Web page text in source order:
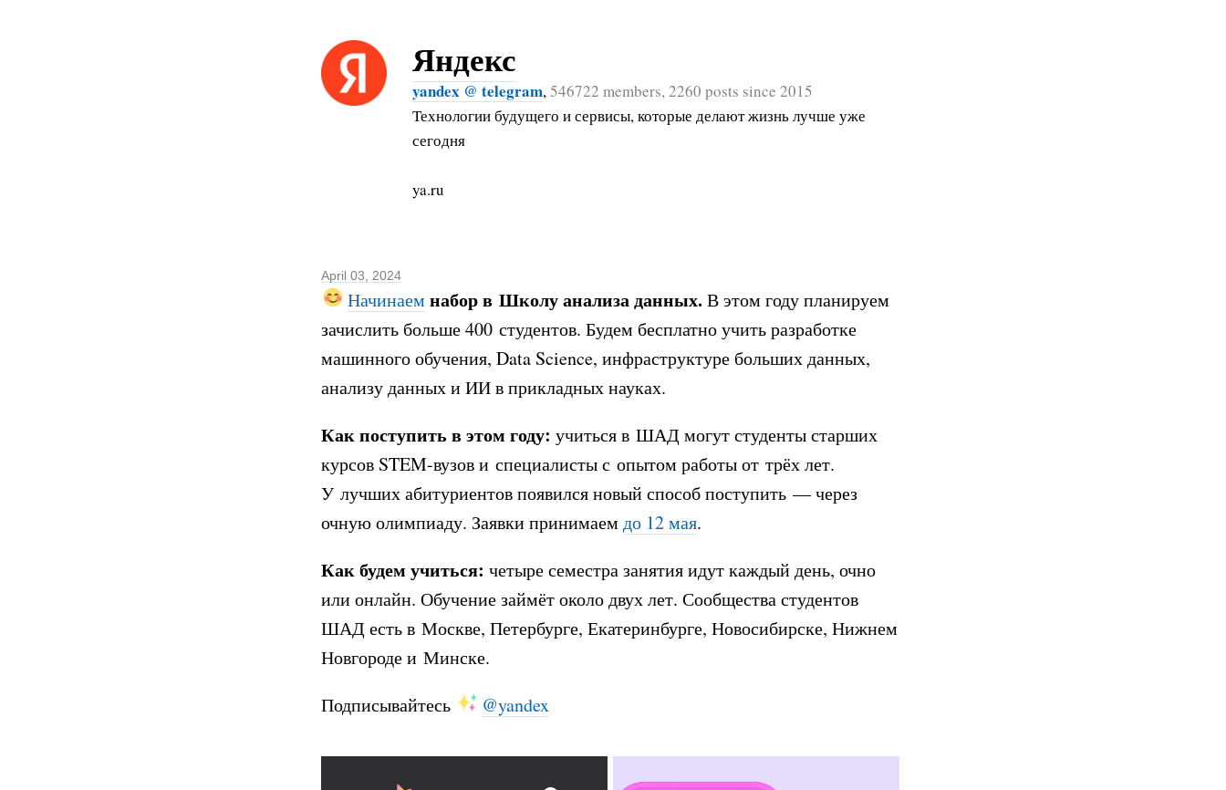
Яндекс
yandex @ telegram,546722 members, 2260 posts since 2015
Технологии будущего и сервисы, которые делают жизнь лучше уже
сегодня
ya.ru
April 03, 2024
Начинаем набор в Школу анализа данных. В этом году планируем
зачислить больше 400 студентов. Будем бесплатно учить разработке ​
машинного обучения, Data Science, инфраструктуре ​больших данных,
анализу данных и ИИ в прикладных науках.
Как поступить в этом году: учиться в ШАД могут студенты старших
курсов STEM-вузов и специалисты с опытом работы от трёх лет.
У лучших абитуриентов появился новый способ поступить — через
очную олимпиаду. Заявки принимаем до 12 мая.
Как будем учиться: четыре семестра занятия идут каждый день, очно
или онлайн. Обучение займёт около двух лет. Сообщества студентов
ШАД есть в Москве, Петербурге, Екатеринбурге, Новосибирске, Нижнем
Новгороде и Минске.
Подписывайтесь
@yandex